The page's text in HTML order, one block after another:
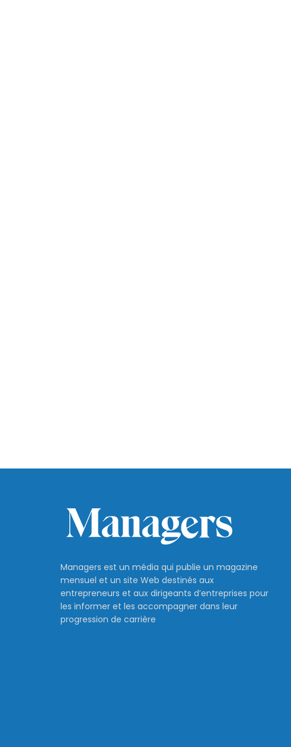
Managers est un média qui publie un magazine
mensuel et un site Web destinés aux
entrepreneurs et aux dirigeants d’entreprises pour
les informer et les accompagner dans leur
progression de carrière